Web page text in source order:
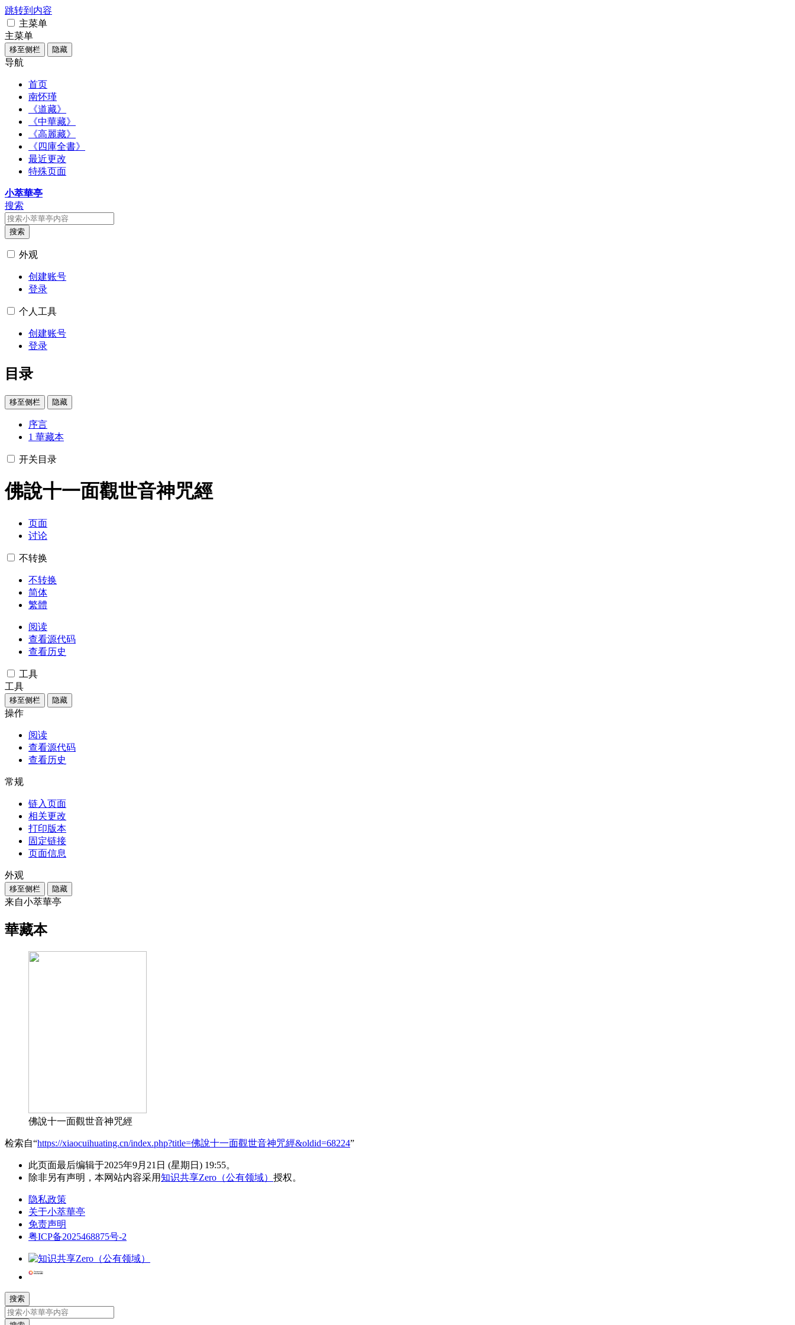
跳转到内容
主菜单
主菜单
移至侧栏 隐藏
导航
首页
南怀瑾
《道藏》
《中華藏》
《高麗藏》
《四庫全書》
最近更改
特殊页面
小萃華亭
搜索
搜索
外观
创建账号
登录
个人工具
创建账号
登录
目录
移至侧栏 隐藏
序言
1 華藏本
开关目录
佛說十一面觀世音神咒經
页面
讨论
不转换
不转换
简体
繁體
阅读
查看源代码
查看历史
工具
工具
移至侧栏 隐藏
操作
阅读
查看源代码
查看历史
常规
链入页面
相关更改
打印版本
固定链接
页面信息
外观
移至侧栏 隐藏
来自小萃華亭
華藏本
佛說十一面觀世音神咒經
检索自“https://xiaocuihuating.cn/index.php?title=佛說十一面觀世音神咒經&oldid=68224”
此页面最后编辑于2025年9月21日 (星期日) 19:55。
除非另有声明，本网站内容采用知识共享Zero（公有领域） 授权。
隐私政策
关于小萃華亭
免责声明
粤ICP备2025468875号-2
搜索